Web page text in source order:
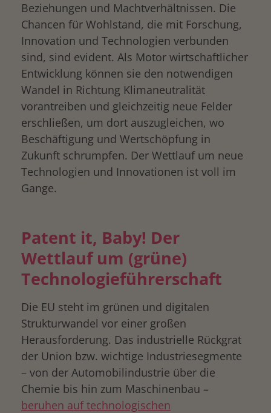
Beziehungen und Machtverhältnissen. Die
Chancen für Wohlstand, die mit Forschung,
Innovation und Technologien verbunden
sind, sind evident. Als Motor wirtschaftlicher
Entwicklung können sie den notwendigen
Wandel in Richtung Klimaneutralität
vorantreiben und gleichzeitig neue Felder
erschließen, um dort auszugleichen, wo
Beschäftigung und Wertschöpfung in
Zukunft schrumpfen. Der Wettlauf um neue
Technologien und Innovationen ist voll im
Gange.
Patent it, Baby! Der
Wettlauf um (grüne)
Technologieführerschaft
Die EU steht im grünen und digitalen
Strukturwandel vor einer großen
Herausforderung. Das industrielle Rückgrat
der Union bzw. wichtige Industriesegmente
– von der Automobilindustrie über die
Chemie bis hin zum Maschinenbau –
beruhen auf technologischen